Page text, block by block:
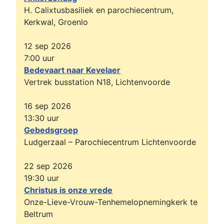
H. Calixtusbasiliek en parochiecentrum,
Kerkwal, Groenlo
12 sep 2026
7:00 uur
Bedevaart naar Kevelaer
Vertrek busstation N18, Lichtenvoorde
16 sep 2026
13:30 uur
Gebedsgroep
Ludgerzaal – Parochiecentrum Lichtenvoorde
22 sep 2026
19:30 uur
Christus is onze vrede
Onze-Lieve-Vrouw-Tenhemelopnemingkerk te
Beltrum
parochie Onze Lieve Vrouw
Hemelvaart
Door het benoemen van een eigen
Beltrum een geheel zelfstandige R.K. parochie
welke toen Onze Lieve Vrouw Hemelvaart is
genoemd.
Voor zover bekend, hielden tot ± 1800 alleen